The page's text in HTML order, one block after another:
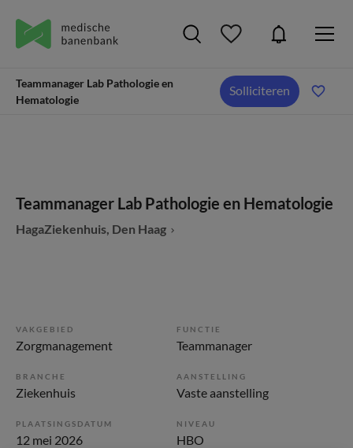
Teammanager Lab Pathologie en
Hematologie
Solliciteren
Teammanager Lab Pathologie en Hematologie
HagaZiekenhuis, Den Haag
VAKGEBIED
Zorgmanagement
FUNCTIE
Teammanager
BRANCHE
Ziekenhuis
AANSTELLING
Vaste aanstelling
PLAATSINGSDATUM
12 mei 2026
NIVEAU
HBO